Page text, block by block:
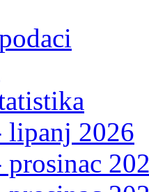
lipanj 2026
prosinac